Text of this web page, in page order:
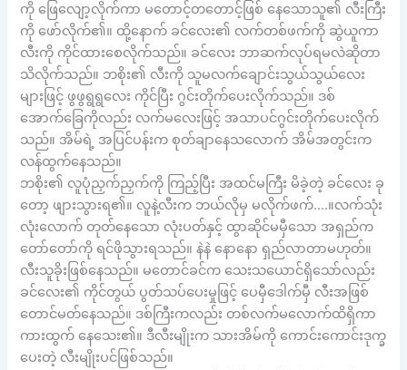
ကို ဖြေလျော့လိုက်ကာ မတောင့်တတောင့်ဖြစ် နေသောသူ၏ လီးကြီး
ကို ဖော်လိုက်၏။ ထို့နောက် ခင်လေး၏ လက်တစ်ဖက်ကို ဆွဲယူကာ
လီးကို ကိုင်ထားစေလိုက်သည်။ ခင်လေး ဘာဆက်လုပ်ရမလဲဆိုတာ
သိလိုက်သည်။ ဘစိုး၏ လီးကို သူမလက်ချောင်းသွယ်သွယ်လေး
များဖြင့် ဖွဖွရွရွလေး ကိုင်ပြီး ဂွင်းတိုက်ပေးလိုက်သည်။ ဒစ်
အောက်ခြေကိုလည်း လက်မလေးဖြင့် အသာပင်ဂွင်းတိုက်ပေးလိုက်
သည်။ အိမ်ရဲ့ အပြင်ပန်းက စုတ်ချာနေသလောက် အိမ်အတွင်းက
လန်ထွက်နေသည်။
ဘစိုး၏ လူပုံညှက်ညှက်ကို ကြည့်ပြီး အထင်မကြီး မိခဲ့တဲ့ ခင်လေး ခု
တော့ ဖျားသွားရ၏။ လူနဲ့လီးက ဘယ်လိုမှ မလိုက်ဖက်….။လက်သုံး
လုံးလောက် တုတ်နေသော လုံးပတ်နှင့် ထွာဆိုင်မမှီသော အရှည်က
တော်တော်ကို ရင်ဖိုသွားရသည်။ နဲနဲ နောနော ရှည်လာတာမဟုတ်။
လီးသူခိုးဖြစ်နေသည်။ မတောင်ခင်က သေးသယောင်ရှိသော်လည်း
ခင်လေး၏ ကိုင်တွယ် ပွတ်သပ်ပေးမှုဖြင့် ပေမှီဒေါက်မှီ လီးအဖြစ်
တောင်မတ်နေသည်။ ဒစ်ကြီးကလည်း တစ်လက်မလောက်ထိရှိကာ
ကားထွက် နေသေး၏။ ဒီလီးမျိုးက သားအိမ်ကို ကောင်းကောင်းဒုက္ခ
ပေးတဲ့ လီးမျိုးပင်ဖြစ်သည်။